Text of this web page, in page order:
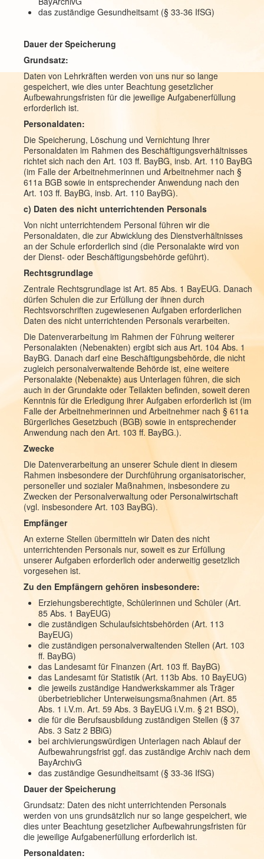
das zuständige Gesundheitsamt (§ 33-36 IfSG)
Dauer der Speicherung
Grundsatz:
Daten von Lehrkräften werden von uns nur so lange
gespeichert, wie dies unter Beachtung gesetzlicher
Aufbewahrungsfristen für die jeweilige Aufgabenerfüllung
erforderlich ist.
Personaldaten:
Die Speicherung, Löschung und Vernichtung Ihrer
Personaldaten im Rahmen des Beschäftigungsverhältnisses
richtet sich nach den Art. 103 ff. BayBG, insb. Art. 110 BayBG
(im Falle der Arbeitnehmerinnen und Arbeitnehmer nach §
611a BGB sowie in entsprechender Anwendung nach den
Art. 103 ff. BayBG, insb. Art. 110 BayBG).
c) Daten des nicht unterrichtenden Personals
Von nicht unterrichtendem Personal führen wir die
Personaldaten, die zur Abwicklung des Dienstverhältnisses
an der Schule erforderlich sind (die Personalakte wird von
der Dienst- oder Beschäftigungsbehörde geführt).
Rechtsgrundlage
Zentrale Rechtsgrundlage ist Art. 85 Abs. 1 BayEUG. Danach
dürfen Schulen die zur Erfüllung der ihnen durch
Rechtsvorschriften zugewiesenen Aufgaben erforderlichen
Daten des nicht unterrichtenden Personals verarbeiten.
Die Datenverarbeitung im Rahmen der Führung weiterer
Personalakten (Nebenakten) ergibt sich aus Art. 104 Abs. 1
BayBG. Danach darf eine Beschäftigungsbehörde, die nicht
zugleich personalverwaltende Behörde ist, eine weitere
Personalakte (Nebenakte) aus Unterlagen führen, die sich
auch in der Grundakte oder Teilakten befinden, soweit deren
Kenntnis für die Erledigung ihrer Aufgaben erforderlich ist (im
Falle der Arbeitnehmerinnen und Arbeitnehmer nach § 611a
Bürgerliches Gesetzbuch (BGB) sowie in entsprechender
Anwendung nach den Art. 103 ff. BayBG.).
Zwecke
Die Datenverarbeitung an unserer Schule dient in diesem
Rahmen insbesondere der Durchführung organisatorischer,
personeller und sozialer Maßnahmen, insbesondere zu
Zwecken der Personalverwaltung oder Personalwirtschaft
(vgl. insbesondere Art. 103 BayBG).
Empfänger
An externe Stellen übermitteln wir Daten des nicht
unterrichtenden Personals nur, soweit es zur Erfüllung
unserer Aufgaben erforderlich oder anderweitig gesetzlich
vorgesehen ist.
Zu den Empfängern gehören insbesondere:
Erziehungsberechtigte, Schülerinnen und Schüler (Art.
85 Abs. 1 BayEUG)
die zuständigen Schulaufsichtsbehörden (Art. 113
BayEUG)
die zuständigen personalverwaltenden Stellen (Art. 103
ff. BayBG)
das Landesamt für Finanzen (Art. 103 ff. BayBG)
das Landesamt für Statistik (Art. 113b Abs. 10 BayEUG)
die jeweils zuständige Handwerkskammer als Träger
überbetrieblicher Unterweisungsmaßnahmen (Art. 85
Abs. 1 i.V.m. Art. 59 Abs. 3 BayEUG i.V.m. § 21 BSO),
die für die Berufsausbildung zuständigen Stellen (§ 37
Abs. 3 Satz 2 BBiG)
bei archivierungswürdigen Unterlagen nach Ablauf der
Aufbewahrungsfrist ggf. das zuständige Archiv nach dem
BayArchivG
das zuständige Gesundheitsamt (§ 33-36 IfSG)
Dauer der Speicherung
Grundsatz: Daten des nicht unterrichtenden Personals
werden von uns grundsätzlich nur so lange gespeichert, wie
dies unter Beachtung gesetzlicher Aufbewahrungsfristen für
die jeweilige Aufgabenerfüllung erforderlich ist.
Personaldaten: